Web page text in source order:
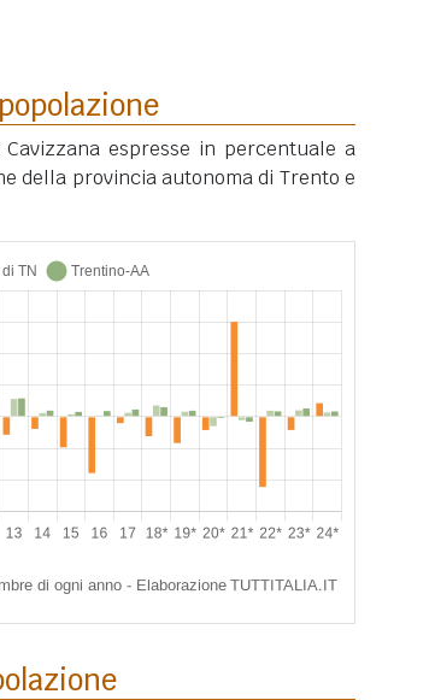
espresse in percentuale a
della provincia autonoma di Trento e